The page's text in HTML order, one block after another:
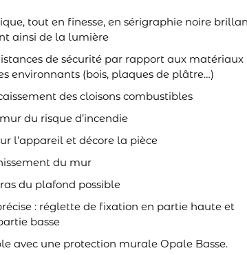
tout en finesse, en sérigraphie noire
ainsi de la lumière
de sécurité par rapport aux matériaux
environnants (bois, plaques de plâtre…)
des cloisons combustibles
du risque d’incendie
l’appareil et décore la pièce
du mur
du plafond possible
: réglette de fixation en partie haute et
basse
avec une protection murale Opale Basse.